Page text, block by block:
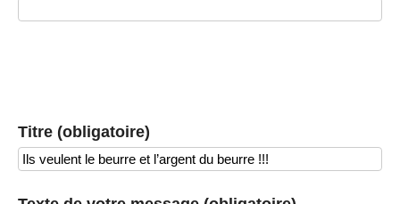
Titre (obligatoire)